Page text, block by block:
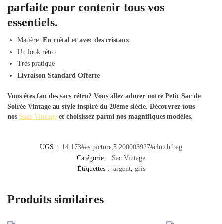
parfaite pour contenir tous vos
essentiels.
Matière: En métal et avec des cristaux
Un look rétro
Très pratique
Livraison Standard Offerte
Vous êtes fan des sacs rétro? Vous allez adorer notre Petit Sac de
Soirée Vintage au style inspiré du 20ème siècle. Découvrez tous
nos Sacs Vintage et choisissez parmi nos magnifiques modèles.
UGS :
14:173#as picture;5:200003927#clutch bag
Catégorie :
Sac Vintage
Étiquettes :
argent, gris
Produits similaires